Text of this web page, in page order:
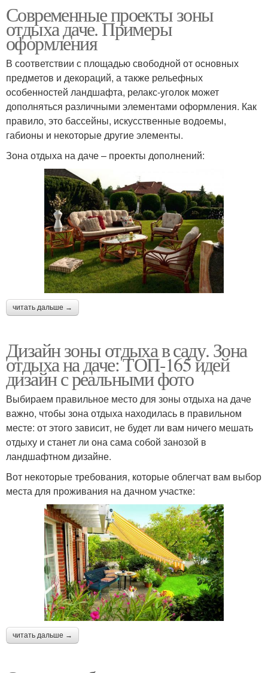
Беседки из дерева Беседка из дерева
Современная беседка
Современные проекты зоны
отдыха даче. Примеры
оформления
В соответствии с площадью свободной от основных
предметов и декораций, а также рельефных
особенностей ландшафта, релакс-уголок может
дополняться различными элементами оформления. Как
правило, это бассейны, искусственные водоемы,
габионы и некоторые другие элементы.
Зона отдыха на даче – проекты дополнений:
читать дальше →
Дизайн зоны отдыха в саду. Зона
отдыха на даче: ТОП-165 идей
дизайн с реальными фото
Выбираем правильное место для зоны отдыха на даче
важно, чтобы зона отдыха находилась в правильном
месте: от этого зависит, не будет ли вам ничего мешать
отдыху и станет ли она сама собой занозой в
ландшафтном дизайне.
Вот некоторые требования, которые облегчат вам выбор
места для проживания на дачном участке:
читать дальше →